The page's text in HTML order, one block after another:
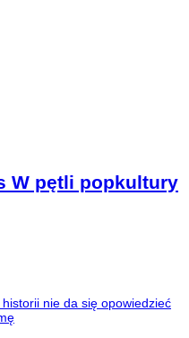
W pętli popkultury